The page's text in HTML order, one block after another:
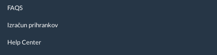
FAQS
Izračun prihrankov
Help Center